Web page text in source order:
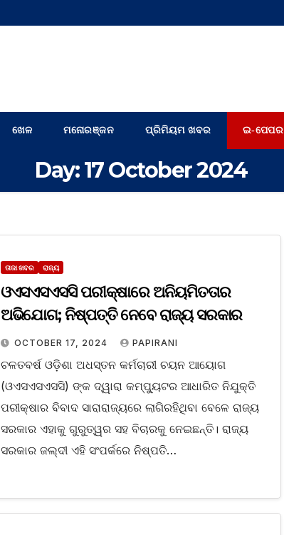
ଖେଳ ମନୋରଞ୍ଜନ ପ୍ରିମିୟମ ଖବର ଇ-ପେପର
Day:17 October 2024
ତାଜା ଖବର ରାଜ୍ୟ
ଓଏସଏସଏସସି ପରୀକ୍ଷାରେ ଅନିୟମିତତାର
ଅଭିଯୋଗ; ନିଷ୍ପତ୍ତି ନେବେ ରାଜ୍ୟ ସରକାର
OCTOBER 17, 2024 PAPIRANI
ଚଳତବର୍ଷ ଓଡ଼ିଶା ଅଧସ୍ତନ କର୍ମଚାରୀ ଚୟନ ଆୟୋଗ
(ଓଏସଏସଏସସି) ଙ୍କ ଦ୍ୱାରା କମ୍ପ୍ୟୁଟର ଆଧାରିତ ନିଯୁକ୍ତି
ପରୀକ୍ଷାର ବିବାଦ ସାରାରାଜ୍ୟରେ ଲାଗିରହିଥିବା ବେଳେ ରାଜ୍ୟ
ସରକାର ଏହାକୁ ଗୁରୁତ୍ୱର ସହ ବିଚାରକୁ ନେଇଛନ୍ତି। ରାଜ୍ୟ
ସରକାର ଜଲ୍ଦୀ ଏହି ସଂପର୍କରେ ନିଷ୍ପତି…